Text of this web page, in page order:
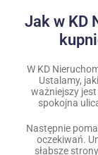
Jak w KD
W KD
Ustalamy,
ważniejszy
spokojna
Następnie
oczekiwań.
słabsze